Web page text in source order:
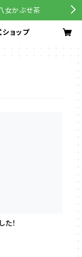
女かぶせ茶
ョップ
た！